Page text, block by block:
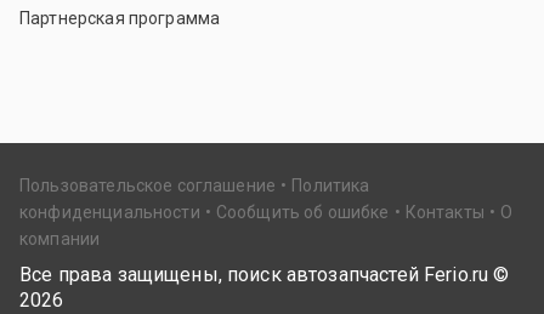
Партнерская программа
Пользовательское соглашение
Политика
конфиденциальности
Сообщить об ошибке Контакты
О
компании
Все права защищены, поиск автозапчастей Ferio.ru ©
2026